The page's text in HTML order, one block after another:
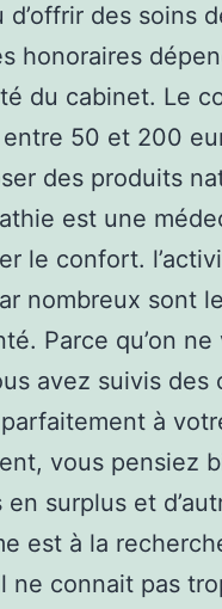
des soins
honoraires
du cabinet. Le
50 et 200
des produits
est une
le confort.
nombreux sont
Parce qu’on
avez suivis des
à
vous pensiez
surplus et
est à la
ne connait pas